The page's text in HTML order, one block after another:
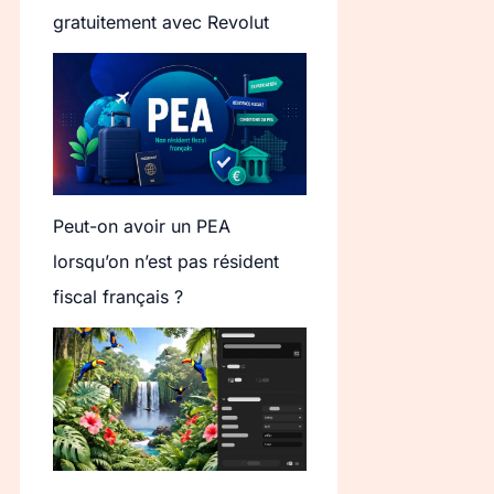
gratuitement avec Revolut
Peut-on avoir un PEA
lorsqu’on n’est pas résident
fiscal français ?